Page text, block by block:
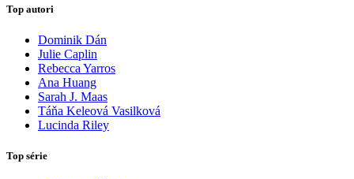
Top autori
Dominik Dán
Julie Caplin
Rebecca Yarros
Ana Huang
Sarah J. Maas
Táňa Keleová Vasilková
Lucinda Riley
Top série